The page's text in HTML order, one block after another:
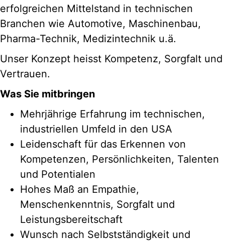
erfolgreichen Mittelstand in technischen
Branchen wie Automotive, Maschinenbau,
Pharma-Technik, Medizintechnik u.ä.
Unser Konzept heisst Kompetenz, Sorgfalt und
Vertrauen.
Was Sie mitbringen
Mehrjährige Erfahrung im technischen,
industriellen Umfeld in den USA
Leidenschaft für das Erkennen von
Kompetenzen, Persönlichkeiten, Talenten
und Potentialen
Hohes Maß an Empathie,
Menschenkenntnis, Sorgfalt und
Leistungsbereitschaft
Wunsch nach Selbstständigkeit und